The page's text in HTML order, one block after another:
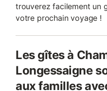
trouverez facilement un
votre prochain voyage !
Les gîtes à
Longessaigne
aux familles